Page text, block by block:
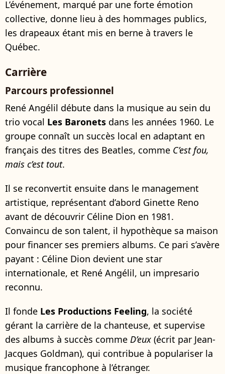
L’événement, marqué par une forte émotion
collective, donne lieu à des hommages publics,
les drapeaux étant mis en berne à travers le
Québec.
Carrière
Parcours professionnel
René Angélil débute dans la musique au sein du
trio vocal Les Baronets dans les années 1960. Le
groupe connaît un succès local en adaptant en
français des titres des Beatles, comme C’est fou,
mais c’est tout.
Il se reconvertit ensuite dans le management
artistique, représentant d’abord Ginette Reno
avant de découvrir Céline Dion en 1981.
Convaincu de son talent, il hypothèque sa maison
pour financer ses premiers albums. Ce pari s’avère
payant : Céline Dion devient une star
internationale, et René Angélil, un impresario
reconnu.
Il fonde Les Productions Feeling, la société
gérant la carrière de la chanteuse, et supervise
des albums à succès comme D’eux (écrit par Jean-
Jacques Goldman), qui contribue à populariser la
musique francophone à l’étranger.